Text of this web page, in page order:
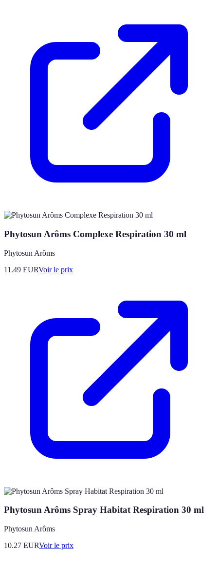
Phytosun Arôms Complexe Respiration 30 ml
Phytosun Arôms
11.49 EURVoir le prix
Phytosun Arôms Spray Habitat Respiration 30 ml
Phytosun Arôms
10.27 EURVoir le prix